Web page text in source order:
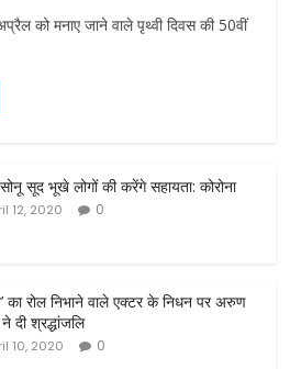
को मनाए जाने वाले पृथ्वी दिवस की 50वीं
ar
e सूद भूखे लोगों की करेंगे सहायता: कोरोना
12, 2020 0
का रोल निभाने वाले एक्टर के निधन पर अरुण
दी श्रद्धांजलि
10, 2020 0